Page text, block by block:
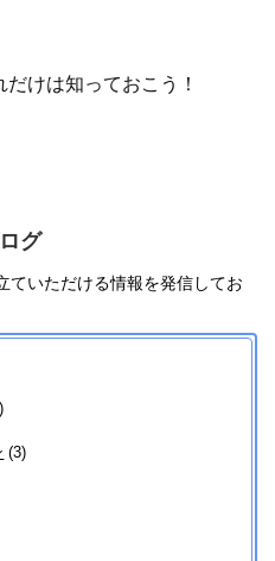
けは知っておこう！
グ
ていただける情報を発信してお
(3)